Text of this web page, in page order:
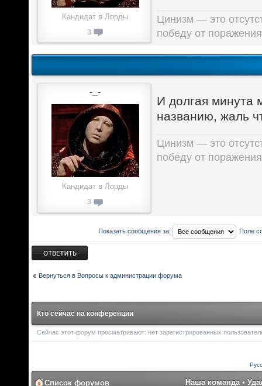
Цинизм — это
победу от
Кандидат в Лорды
3
И долгая минута
названию, жаль
Цинизм — это
победу от
-_-
Кандидат в Лорды
3
Показать сообщения за: Поле
Ответить
Вернуться в Вопросы к администрации форума
Кто сейчас на конференции
Сейчас этот форум просматривают: нет зарегистрированных
Список форумов Наша команда •